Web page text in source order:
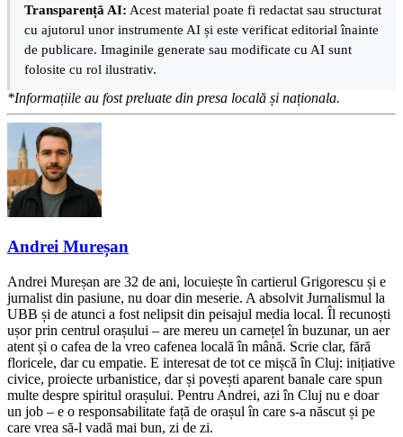
Transparență AI: Acest material poate fi redactat sau structurat
cu ajutorul unor instrumente AI și este verificat editorial înainte
de publicare. Imaginile generate sau modificate cu AI sunt
folosite cu rol ilustrativ.
*Informațiile au fost preluate din presa locală și naționala.
Andrei Mureșan
Andrei Mureșan are 32 de ani, locuiește în cartierul Grigorescu și e
jurnalist din pasiune, nu doar din meserie. A absolvit Jurnalismul la
UBB și de atunci a fost nelipsit din peisajul media local. Îl recunoști
ușor prin centrul orașului – are mereu un carnețel în buzunar, un aer
atent și o cafea de la vreo cafenea locală în mână. Scrie clar, fără
floricele, dar cu empatie. E interesat de tot ce mișcă în Cluj: inițiative
civice, proiecte urbanistice, dar și povești aparent banale care spun
multe despre spiritul orașului. Pentru Andrei, azi în Cluj nu e doar
un job – e o responsabilitate față de orașul în care s-a născut și pe
care vrea să-l vadă mai bun, zi de zi.